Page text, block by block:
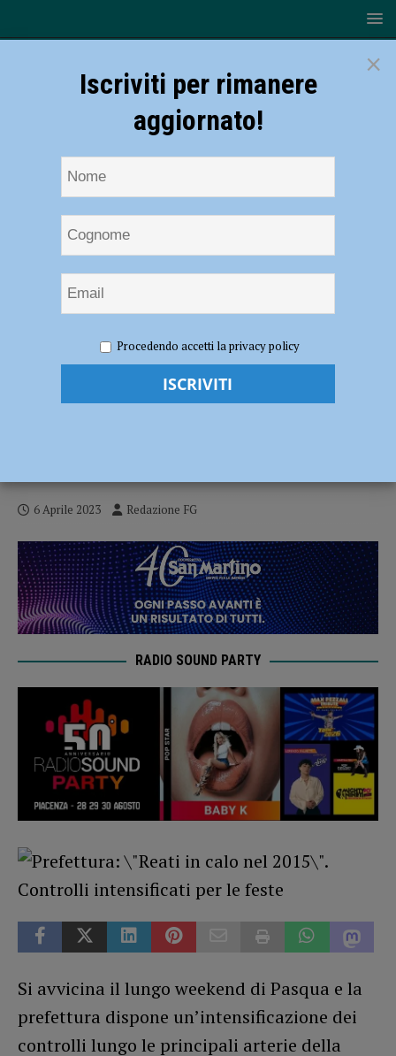
weekend di Pasqua, controlli intensificati: “Appello alla collaborazione
dei cittadini”
Lungo weekend di Pasqua, controlli
6 Aprile 2023 Redazione FG
RADIO SOUND PARTY
Si avvicina il lungo weekend di Pasqua e la
prefettura dispone un’intensificazione dei
controlli lungo le principali arterie della
×
Iscriviti per rimanere
aggiornato!
Procedendo accetti la privacy policy